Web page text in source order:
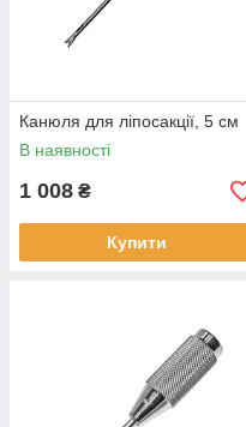
Канюля для ліпосакції, 5 см
В наявності
1 008 ₴
Купити